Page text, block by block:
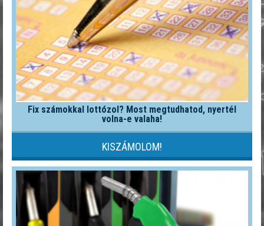
Fix számokkal lottózol? Most megtudhatod, nyertél
volna-e valaha!
KISZÁMOLOM!